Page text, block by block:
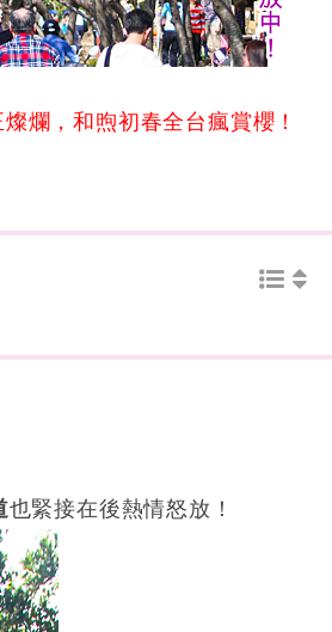
燦爛，和煦初春全台瘋賞櫻！
也緊接在後熱情怒放！